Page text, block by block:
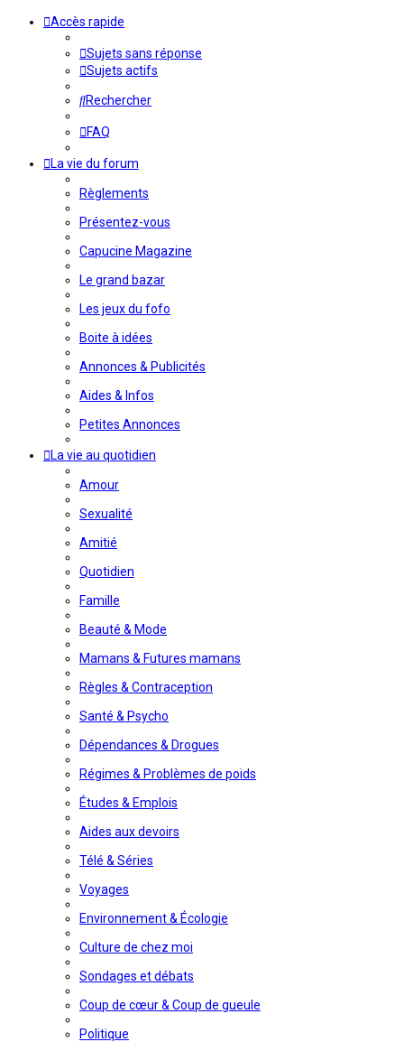
Accès rapide
Sujets sans réponse
Sujets actifs
Rechercher
FAQ
La vie du forum
Règlements
Présentez-vous
Capucine Magazine
Le grand bazar
Les jeux du fofo
Boite à idées
Annonces & Publicités
Aides & Infos
Petites Annonces
La vie au quotidien
Amour
Sexualité
Amitié
Quotidien
Famille
Beauté & Mode
Mamans & Futures mamans
Règles & Contraception
Santé & Psycho
Dépendances & Drogues
Régimes & Problèmes de poids
Études & Emplois
Aides aux devoirs
Télé & Séries
Voyages
Environnement & Écologie
Culture de chez moi
Sondages et débats
Coup de cœur & Coup de gueule
Politique